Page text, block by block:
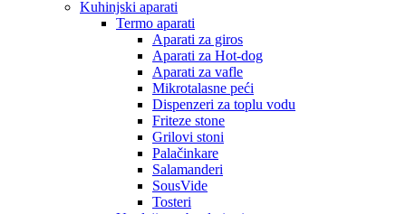
Kuhinjski aparati
Termo aparati
Aparati za giros
Aparati za Hot-dog
Aparati za vafle
Mikrotalasne peći
Dispenzeri za toplu vodu
Friteze stone
Grilovi stoni
Palačinkare
Salamanderi
SousVide
Tosteri